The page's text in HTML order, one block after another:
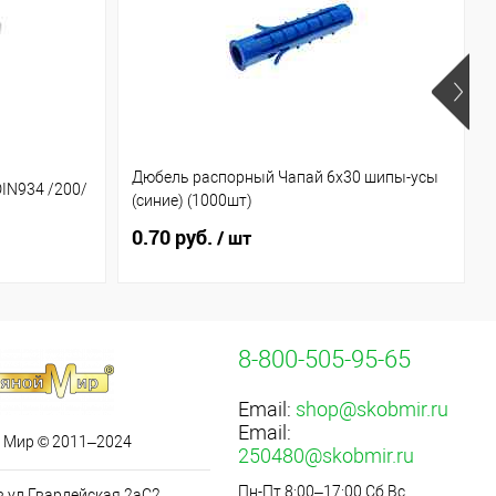
/200/
Дюбель распорный Чапай 6х30 шипы-усы
(синие) (1000шт)
0.70 руб. / шт
Мир © 2011–2024
8-800-505-95-65
Email: shop@skobmir.ru
Email:
250480@skobmir.ru
Пн-Пт 8:00–17:00,Сб,Вс